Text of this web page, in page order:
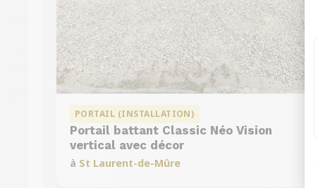
PORTAIL (INSTALLATION)
Portail battant Classic Néo Vision
vertical avec décor
à St Laurent-de-Mûre